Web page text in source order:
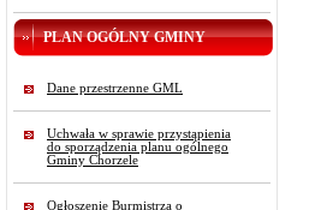
PLAN OGÓLNY GMINY
Dane przestrzenne GML
Uchwała w sprawie przystąpienia
do sporządzenia planu ogólnego
Gminy Chorzele
Ogłoszenie Burmistrza o